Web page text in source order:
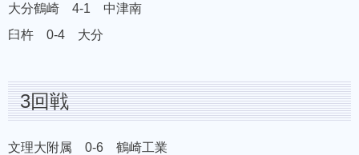
大分鶴崎 4-1 中津南
臼杵 0-4 大分
3回戦
文理大附属 0-6 鶴崎工業